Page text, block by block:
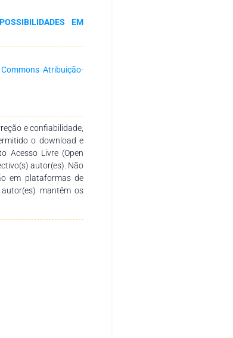
foi o levantamento
embasamento
e pós pandemia,
2003 e 2022. Nos
em quantidade e
os riscos
adotadas a
pandêmico com o
as dificuldades em
mais estável
EM
Atribuição-
e confiabilidade,
o download e
Acesso Livre (Open
autor(es). Não
em plataformas de
mantêm os